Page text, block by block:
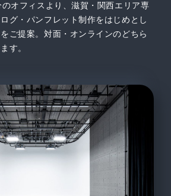
オフィスより、滋賀・関西エリア専
グ・パンフレット制作をはじめとし
ご提案。対面・オンラインのどちら
す。